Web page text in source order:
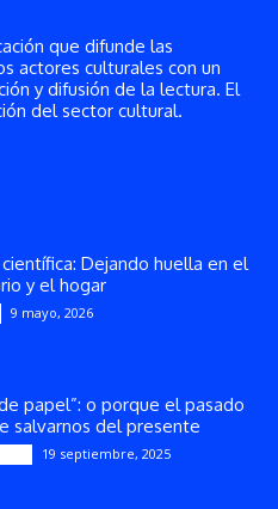
que difunde las
actores culturales con un
y difusión de la lectura. El
del sector cultural.
Dejando huella en el
y el hogar
9 mayo, 2026
papel”: o porque el pasado
salvarnos del presente
19 septiembre, 2025